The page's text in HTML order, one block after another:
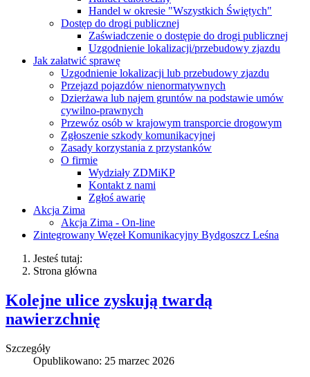
Handel w okresie "Wszystkich Świętych"
Dostęp do drogi publicznej
Zaświadczenie o dostępie do drogi publicznej
Uzgodnienie lokalizacji/przebudowy zjazdu
Jak załatwić sprawę
Uzgodnienie lokalizacji lub przebudowy zjazdu
Przejazd pojazdów nienormatywnych
Dzierżawa lub najem gruntów na podstawie umów
cywilno-prawnych
Przewóz osób w krajowym transporcie drogowym
Zgłoszenie szkody komunikacyjnej
Zasady korzystania z przystanków
O firmie
Wydziały ZDMiKP
Kontakt z nami
Zgłoś awarię
Akcja Zima
Akcja Zima - On-line
Zintegrowany Węzeł Komunikacyjny Bydgoszcz Leśna
Jesteś tutaj:
Strona główna
Kolejne ulice zyskują twardą
nawierzchnię
Szczegóły
Opublikowano: 25 marzec 2026